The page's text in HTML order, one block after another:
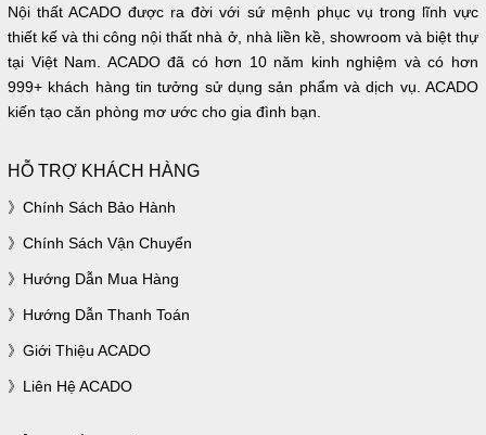
Nội thất ACADO được ra đời với sứ mệnh phục vụ trong lĩnh vực
thiết kế và thi công nội thất nhà ở, nhà liền kề, showroom và biệt thự
tại Việt Nam. ACADO đã có hơn 10 năm kinh nghiệm và có hơn
999+ khách hàng tin tưởng sử dụng sản phẩm và dịch vụ. ACADO
kiến tạo căn phòng mơ ước cho gia đình bạn.
HỖ TRỢ KHÁCH HÀNG
Chính Sách Bảo Hành
Chính Sách Vận Chuyển
Hướng Dẫn Mua Hàng
Hướng Dẫn Thanh Toán
Giới Thiệu ACADO
Liên Hệ ACADO